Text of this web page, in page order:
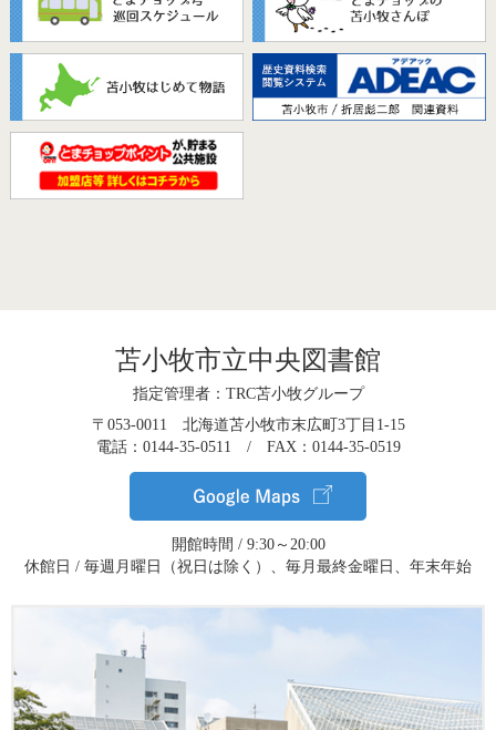
苫小牧市立中央図書館
指定管理者：TRC苫小牧グループ
〒053-0011 北海道苫小牧市末広町3丁目1-15
電話：0144-35-0511 / FAX：0144-35-0519
開館時間 / 9:30～20:00
休館日 / 毎週月曜日（祝日は除く）、毎月最終金曜日、年末年始